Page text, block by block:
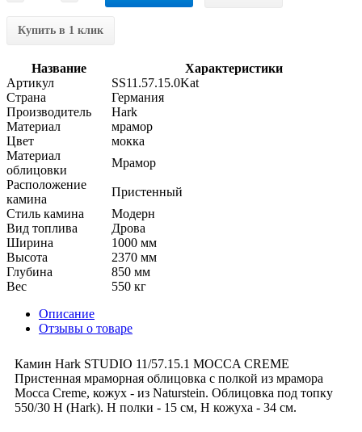
Купить в 1 клик
Название
Характеристики
Артикул
SS11.57.15.0Kat
Страна
Германия
Производитель
Hark
Материал
мрамор
Цвет
мокка
Материал
облицовки
Мрамор
Расположение
камина
Пристенный
Стиль камина
Модерн
Вид топлива
Дрова
Ширина
1000 мм
Высота
2370 мм
Глубина
850 мм
Вес
550 кг
Описание
Отзывы о товаре
Камин Hark STUDIO 11/57.15.1 MOCCA CREME
Пристенная мраморная облицовка с полкой из мрамора
Mocca Creme, кожух - из Naturstein. Облицовка под топку
550/30 H (Hark). H полки - 15 см, Н кожуха - 34 см.